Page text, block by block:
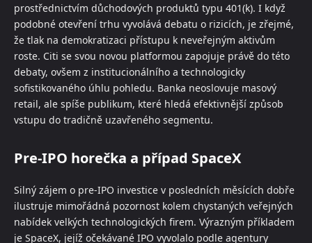
prostřednictvím důchodových produktů typu 401(k). I když
podobné otevření trhu vyvolává debatu o rizicích, je zřejmé,
že tlak na demokratizaci přístupu k neveřejným aktivům
roste. Citi se svou novou platformou zapojuje právě do této
debaty, ovšem z institucionálního a technologicky
sofistikovaného úhlu pohledu. Banka neoslovuje masový
retail, ale spíše publikum, které hledá efektivnější způsob
vstupu do tradičně uzavřeného segmentu.
Pre-IPO horečka a případ SpaceX
Silný zájem o pre-IPO investice v posledních měsících dobře
ilustruje mimořádná pozornost kolem chystaných veřejných
nabídek velkých technologických firem. Výrazným příkladem
je SpaceX, jejíž očekávané IPO vyvolalo podle agentury